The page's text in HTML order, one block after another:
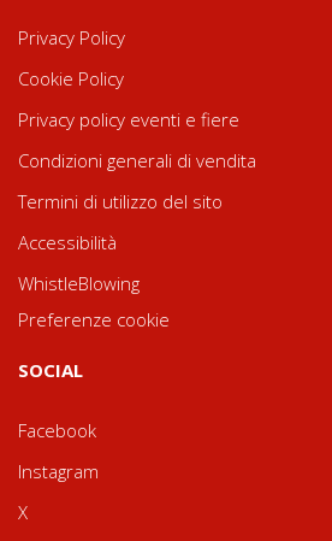
Privacy Policy
Cookie Policy
Privacy policy eventi e fiere
Condizioni generali di vendita
Termini di utilizzo del sito
Accessibilità
WhistleBlowing
Preferenze cookie
SOCIAL
Facebook
Instagram
X